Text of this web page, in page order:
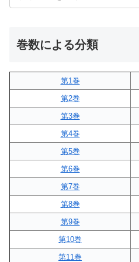
巻数による分類
第1巻
第2巻
第3巻
第4巻
第5巻
第6巻
第7巻
第8巻
第9巻
第10巻
第11巻